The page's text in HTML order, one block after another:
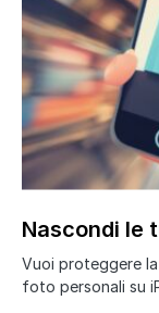
Nascondi le
Vuoi proteggere
foto personali su